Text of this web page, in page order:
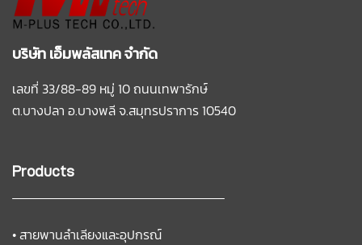
บริษัท เอ็มพลัสเทค จำกัด
เลขที่ 33/88-89 หมู่ 10 ถนนเทพารักษ์
ต.บางปลา อ.บางพลีจ.สมุทรปราการ 10540
Products
•สายพานลำเลียงและอุปกรณ์